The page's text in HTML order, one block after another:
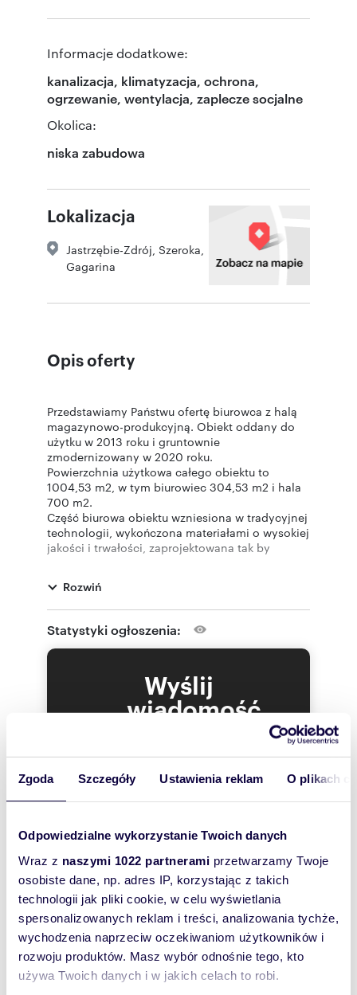
Zgoda Szczegóły Ustawienia reklam O plikach
Odpowiedzialne wykorzystanie Twoich danych
Wraz z naszymi 1022 partnerami przetwarzamy Twoje
osobiste dane, np. adres IP, korzystając z takich
technologii jak pliki cookie, w celu wyświetlania
spersonalizowanych reklam i treści, analizowania tychże,
wychodzenia naprzeciw oczekiwaniom użytkowników i
rozwoju produktów. Masz wybór odnośnie tego, kto
używa Twoich danych i w jakich celach to robi.
Informacje dodatkowe:
kanalizacja, klimatyzacja, ochrona,
ogrzewanie, wentylacja, zaplecze socjalne
Okolica:
niska zabudowa
Lokalizacja
Jastrzębie-Zdrój Szeroka
Gagarina
Opis oferty
Przedstawiamy Państwu ofertę biurowca z halą
magazynowo-produkcyjną. Obiekt oddany do
użytku w 2013 roku i gruntownie
zmodernizowany w 2020 roku.
Powierzchnia użytkowa całego obiektu to
1004,53 m2, w tym biurowiec 304,53 m2 i hala
700 m2.
Część biurowa obiektu wzniesiona w tradycyjnej
technologii, wykończona materiałami o wysokiej
jakości i trwałości, zaprojektowana tak by
Hala o konstrukcji stalowej z ocieplonym
dachem, ogrzewana, doświetlona światłem
dziennym, o dwóch bramach wjazdowych z
posadzką przemysłową typu ciężkiego,
spełniająca warunki dla pracujących w pełnym
pomieszczeniem wysoka na 6m ze słupami
konstrukcyjnymi po obrysie ścian zewnętrznych.
W hali można składować do 750 palet, regały
przemysłowe w cenie sprzedaży. Cały obiekt
wyposażony w system alarmowy i monitoring.
Na dachu hali 2 systemy fotowoltaiczne, każdy z
możliwością produkcji energii energetycznej do
50 kw. Inne media: energia elektryczna z sieci,
miejska sieć wodociągowa i kanalizacja
gazowym dwufunkcyjnym, sieć
mechaniczna, klimatyzacja centralna.
Część biurowa obiektu wykończona w wysokim
standardzie. Jedno z pomieszczeń biurowych
zmienione na apartament mieszkalny. Teren
ogrodzony z bramą wjazdową sterowaną
pilotem.
Działka o pow. 2940 m2 znajduje się na
terenach PU gdzie obowiązujący miejscowy plan
Rozwiń
Statystyki ogłoszenia:
Wyślij
wiadomość
sposób, aby
właściciel
oferty
szybko się z
Tobą
skontaktował!